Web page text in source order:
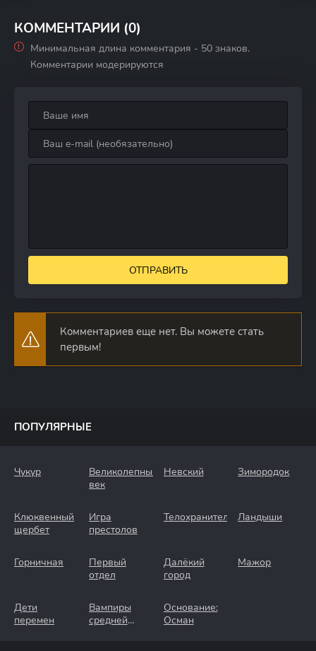
КОММЕНТАРИИ (0)
Минимальная длина комментария - 50 знаков.
Комментарии модерируются
ОТПРАВИТЬ
Комментариев еще нет. Вы можете стать
первым!
ПОПУЛЯРНЫЕ
Чукур
Великолепный
век
Невский Зимородок
Клюквенный
щербет
Игра
престолов
Телохранители Ландыши
Горничная
Первый
отдел
Далёкий
город
Мажор
Дети
перемен
Вампиры
средней
Основание:
Осман